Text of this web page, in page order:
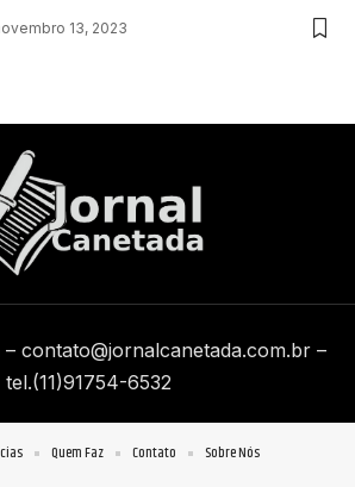
13, 2023
– contato@jornalcanetada.com.br –
tel.(11)91754-6532
Quem Faz Contato Sobre Nós